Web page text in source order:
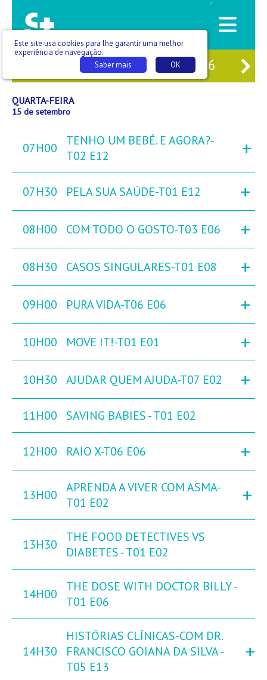
/
14 QUA 15 QUI 16 SEX
QUARTA-FEIRA
15 de setembro
07H00
TENHO UM BEBÉ. E AGORA?-
T02 E12
+
07H30 PELA SUA SAÚDE-T01 E12 +
08H00 COM TODO O GOSTO-T03 E06 +
08H30 CASOS SINGULARES-T01 E08 +
09H00 PURA VIDA-T06 E06 +
10H00 MOVE IT!-T01 E01 +
10H30 AJUDAR QUEM AJUDA-T07 E02 +
11H00 SAVING BABIES - T01 E02
12H00 RAIO X-T06 E06 +
13H00
APRENDA A VIVER COM ASMA-
T01 E02
+
13H30
THE FOOD DETECTIVES VS
DIABETES - T01 E02
14H00
THE DOSE WITH DOCTOR BILLY -
T01 E06
14H30
HISTÓRIAS CLÍNICAS-COM DR.
FRANCISCO GOIANA DA SILVA -
T05 E13
+
Este site usa cookies para lhe garantir uma melhor
experiência de navegação.
OK
Saber mais